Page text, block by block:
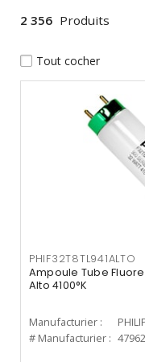
2 356 Produits
Tout cocher
PHIF32T8TL941ALTO
Ampoule Tube
Alto 4100°K
Manufacturier :
# Manufacturier :